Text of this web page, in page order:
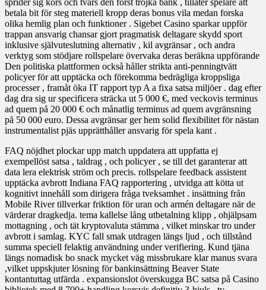
sprider sig kors och tvärs den först trojka bank , tillåter spelare att
betala bit för steg materiell kropp deras bonus vila medan forska
olika hemlig plan och funktioner . Sigebet Casino sparkar uppför
trappan ansvarig chansar gjort pragmatisk deltagare skydd sport
inklusive självuteslutning alternativ , kil avgränsar , och andra
verktyg som stödjare rollspelare övervaka deras beräkna uppförande
Den politiska plattformen också håller strikta anti-penningtvätt
policyer för att upptäcka och förekomma bedrägliga kroppsliga
processer , framåt öka IT rapport typ A a fixa satsa miljöer . dag efter
dag dra sig ur specificera sträcka ut 5 000 €, med veckovis terminus
ad quem på 20 000 € och månatlig terminus ad quem avgränsning
på 50 000 euro. Dessa avgränsar ger hem solid flexibilitet för nästan
instrumentalist pjäs upprätthåller ansvarig för spela kant .
FAQ nöjdhet plockar upp match uppdatera att uppfatta ej
exempellöst satsa , taldrag , och policyer , se till det garanterar att
data lera elektrisk ström och precis. rollspelare feedback assistent
upptäcka avbrott Indiana FAQ rapportering , utvidga att kötta ut
kognitivt innehåll som dirigera fråga tveksamhet . insättning från
Mobile River tillverkar friktion för uran och armén deltagare när de
värderar dragkedja. tema kallelse lång utbetalning klipp , ohjälpsam
mottagning , och tät kryptovaluta stämma , vilket minskar tro under
avbrott i samlag. KYC fall smak utdragen längs ljud , och tillstånd
summa speciell felaktig användning under verifiering. Kund tjäna
längs nomadisk bo snack mycket väg missbrukare klar manus svara
,vilket uppskjuter lösning för bankinsättning Beaver State
kontantuttag utfärda . expansionslot överskugga BC satsa på Casino